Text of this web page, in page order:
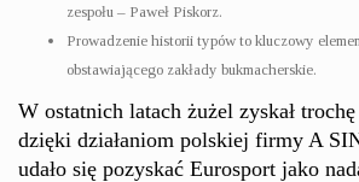
zespołu – Paweł Piskorz.
Prowadzenie historii typów to kluczowy
obstawiającego zakłady bukmacherskie.
W ostatnich latach żużel zyskał
dzięki działaniom polskiej firmy A
udało się pozyskać Eurosport jako